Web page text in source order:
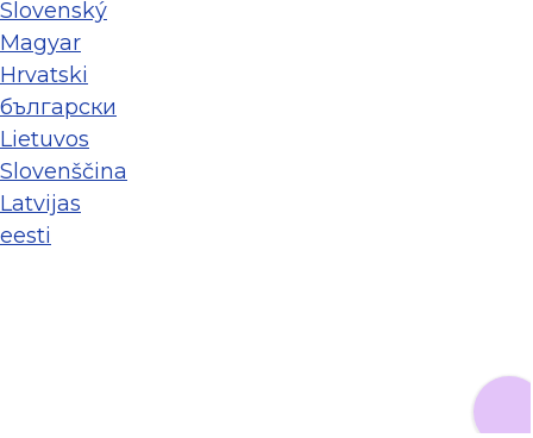
Slovenský
Magyar
Hrvatski
български
Lietuvos
Slovenščina
Latvijas
eesti